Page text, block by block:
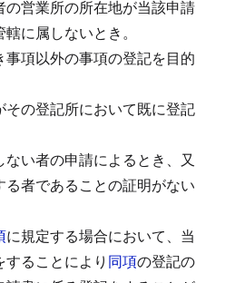
の営業所の所在地が当該申請
に属しないとき。
事項以外の事項の登記を目的
その登記所において既に登記
ない者の申請によるとき、又
る者であることの証明がない
に規定する場合において、当
ることにより 同項の登記の